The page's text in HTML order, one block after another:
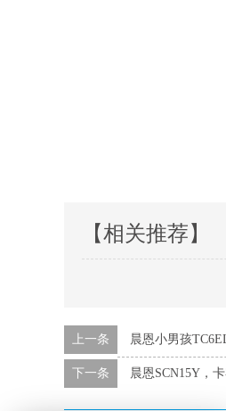
【相关推荐】
上一条 晨恩小男孩
下一条 晨恩SCN15Y，